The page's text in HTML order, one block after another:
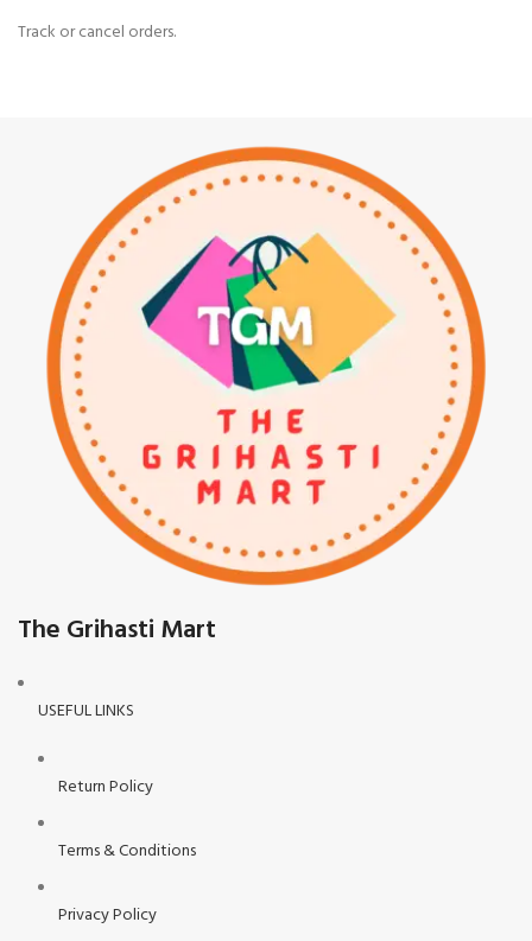
Track or cancel orders.
The Grihasti Mart
USEFUL LINKS
Return Policy
Terms & Conditions
Privacy Policy